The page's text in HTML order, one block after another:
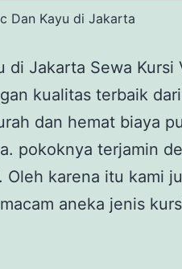
Dan Kayu di Jakarta
di Jakarta Sewa Kursi
kualitas terbaik
dan hemat biaya
pokoknya terjamin
karena itu kami
aneka jenis